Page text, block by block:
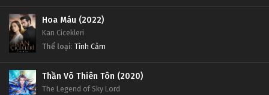
Hoa Máu (2022)
Kan Cicekleri
Thể loại: Tình Cảm
Thần Võ Thiên Tôn (2020)
The Legend of Sky Lord